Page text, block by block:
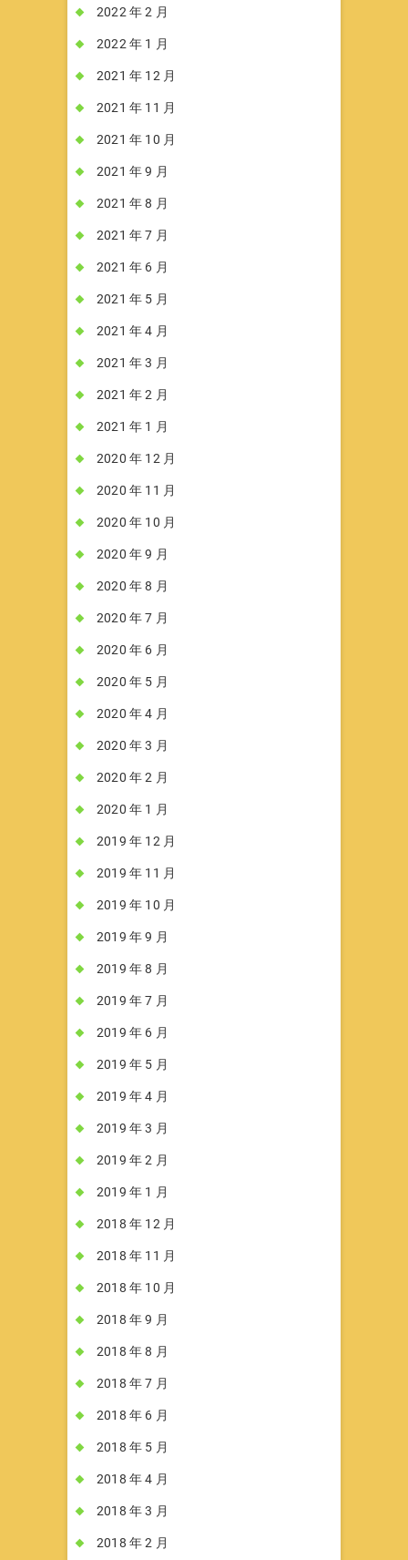
2022 年 2 月
2022 年 1 月
2021 年 12 月
2021 年 11 月
2021 年 10 月
2021 年 9 月
2021 年 8 月
2021 年 7 月
2021 年 6 月
2021 年 5 月
2021 年 4 月
2021 年 3 月
2021 年 2 月
2021 年 1 月
2020 年 12 月
2020 年 11 月
2020 年 10 月
2020 年 9 月
2020 年 8 月
2020 年 7 月
2020 年 6 月
2020 年 5 月
2020 年 4 月
2020 年 3 月
2020 年 2 月
2020 年 1 月
2019 年 12 月
2019 年 11 月
2019 年 10 月
2019 年 9 月
2019 年 8 月
2019 年 7 月
2019 年 6 月
2019 年 5 月
2019 年 4 月
2019 年 3 月
2019 年 2 月
2019 年 1 月
2018 年 12 月
2018 年 11 月
2018 年 10 月
2018 年 9 月
2018 年 8 月
2018 年 7 月
2018 年 6 月
2018 年 5 月
2018 年 4 月
2018 年 3 月
2018 年 2 月